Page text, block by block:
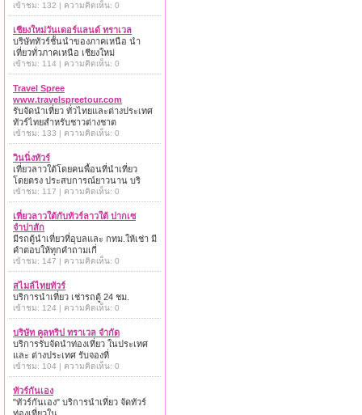
เข้าชม: 132 | ความคิดเห็น: 0
เชียงใหม่วันเดอร์แลนด์ ทราเวล
บริษัททัวร์ชั้นนำของภาคเหนือ นำ
เที่ยวทั่วภาคเหนือ เชียงใหม่
เข้าชม: 114 | ความคิดเห็น: 0
Travel Spree
www.travelspreetour.com
รับจัดนำเที่ยว ทั่วไทยและต่างประเทศ
ทัวร์ไทยสำหรับชาวต่างชาต
เข้าชม: 133 | ความคิดเห็น: 0
วินนิ่งทัวร์
เที่ยวลาวใต้โดยคนพื้อนที่นำเที่ยว
โดยตรง ประสบการณ์ยาวนาน บริ
เข้าชม: 117 | ความคิดเห็น: 0
เที่ยวลาวใต้กับทัวร์ลาวใต้ ปากเซ
จำปาสัก
มีรถตู้นำเที่ยวที่อุบลและ กทม.ให้เช่า มี
คำตอบให้ทุกคำถามเกี่
เข้าชม: 147 | ความคิดเห็น: 0
สไมล์ไทยทัวร์
บริการนำเที่ยว เช่ารถตู้ 24 ชม.
เข้าชม: 124 | ความคิดเห็น: 0
บริษัท คูลทริป ทราเวล จำกัด
บริการรับจัดนำท่องเที่ยว ในประเทศ
และ ต่างประเทศ รับจองที่
เข้าชม: 104 | ความคิดเห็น: 0
ทัวร์กันเอง
"ทัวร์กันเอง" บริการนำเที่ยว จัดทัวร์